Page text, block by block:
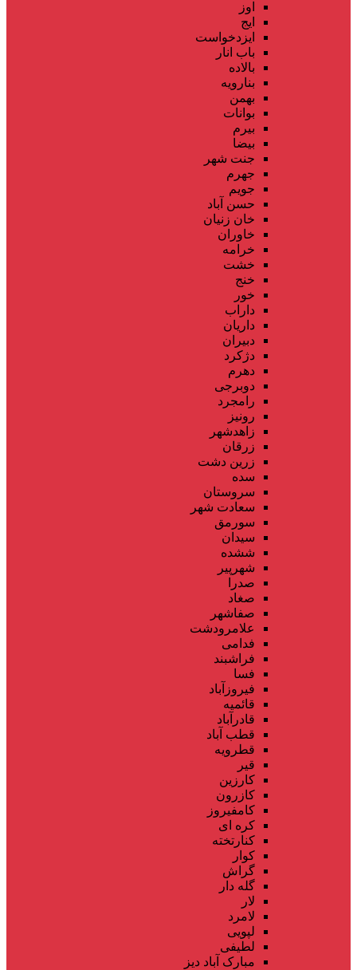
اوز
ایج
ایزدخواست
باب انار
بالاده
بنارویه
بهمن
بوانات
بیرم
بیضا
جنت شهر
جهرم
جویم
حسن آباد
خان زنیان
خاوران
خرامه
خشت
خنج
خور
داراب
داریان
دبیران
دژکرد
دهرم
دوبرجی
رامجرد
رونیز
زاهدشهر
زرقان
زرین دشت
سده
سروستان
سعادت شهر
سورمق
سیدان
ششده
شهرپیر
صدرا
صغاد
صفاشهر
علامرودشت
فدامی
فراشبند
فسا
فیروزآباد
قائمیه
قادرآباد
قطب آباد
قطرویه
قیر
کارزین
کازرون
کامفیروز
کره ای
کنارتخته
کوار
گراش
گله دار
لار
لامرد
لپویی
لطیفی
مبارک آباد دیز